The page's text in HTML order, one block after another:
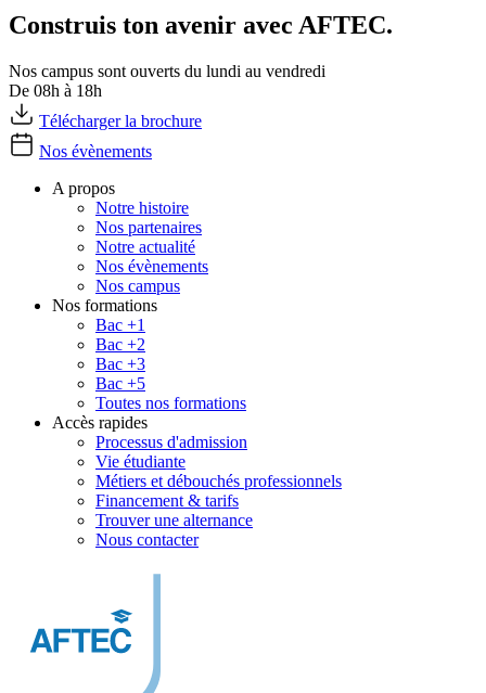
Construis ton avenir avec AFTEC.
Nos campus sont ouverts du lundi au vendredi
De 08h à 18h
Télécharger la brochure
Nos évènements
A propos
Notre histoire
Nos partenaires
Notre actualité
Nos évènements
Nos campus
Nos formations
Bac +1
Bac +2
Bac +3
Bac +5
Toutes nos formations
Accès rapides
Processus d'admission
Vie étudiante
Métiers et débouchés professionnels
Financement & tarifs
Trouver une alternance
Nous contacter